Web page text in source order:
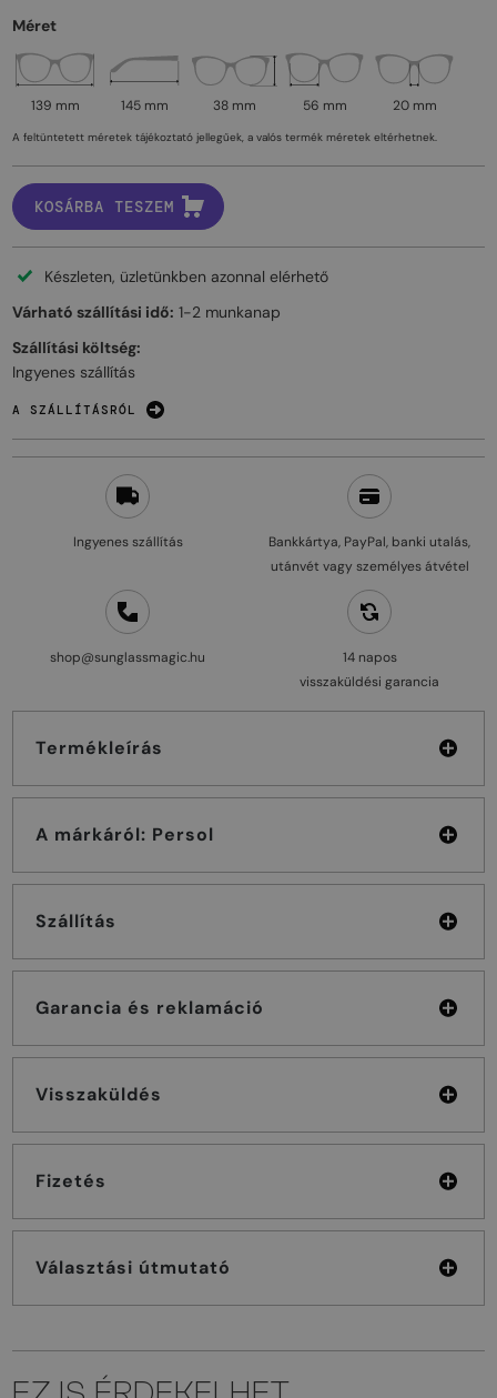
Ingyenes szállítás
Bankkártya, PayPal, banki utalás,
utánvét vagy személyes átvétel
shop@sunglassmagic.hu
14 napos
visszaküldési garancia
Termékleírás
A márkáról: Persol
Szállítás
Garancia és reklamáció
Visszaküldés
Fizetés
Választási útmutató
Méret
139 mm 145 mm 38 mm 56 mm 20 mm
A feltüntetett méretek tájékoztató jellegűek, a valós termék méretek eltérhetnek.
KOSÁRBA TESZEM
Készleten, üzletünkben azonnal elérhető
Várható szállítási idő: 1-2 munkanap
Szállítási költség:
Ingyenes szállítás
A SZÁLLÍTÁSRÓL